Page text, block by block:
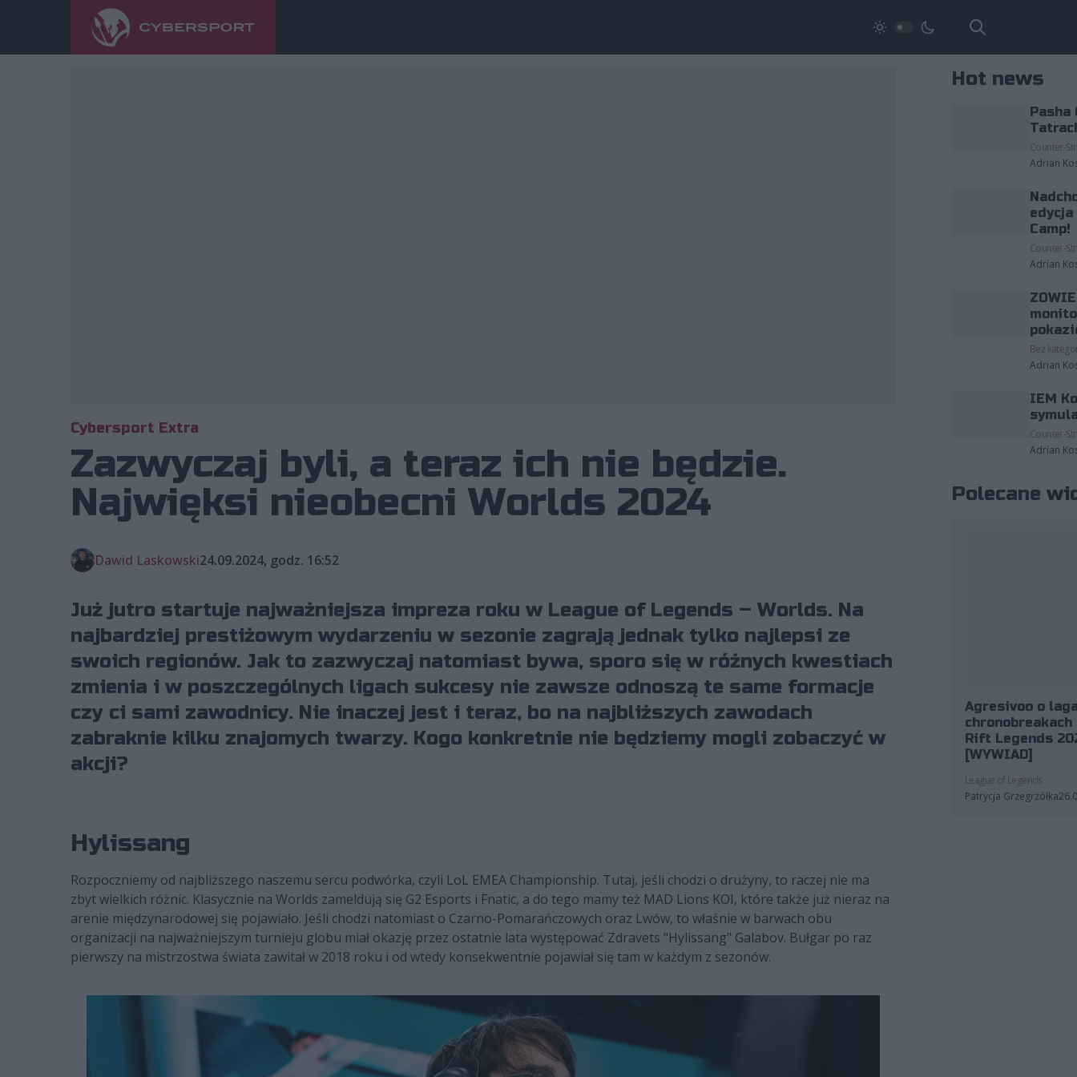
Cybersport Extra
Zazwyczaj byli, a teraz ich nie będzie.
Najwięksi nieobecni Worlds 2024
Dawid Laskowski24.09.2024, godz. 16:52
Już jutro startuje najważniejsza impreza roku w League of Legends – Worlds. Na
najbardziej prestiżowym wydarzeniu w sezonie zagrają jednak tylko najlepsi ze
swoich regionów. Jak to zazwyczaj natomiast bywa, sporo się w różnych kwestiach
zmienia i w poszczególnych ligach sukcesy nie zawsze odnoszą te same formacje
czy ci sami zawodnicy. Nie inaczej jest i teraz, bo na najbliższych zawodach
zabraknie kilku znajomych twarzy. Kogo konkretnie nie będziemy mogli zobaczyć w
akcji?
Hylissang
Rozpoczniemy od najbliższego naszemu sercu podwórka, czyli LoL EMEA Championship. Tutaj, jeśli chodzi o drużyny, to raczej nie ma
zbyt wielkich różnic. Klasycznie na Worlds zameldują się G2 Esports i Fnatic, a do tego mamy też MAD Lions KOI, które także już nieraz na
arenie międzynarodowej się pojawiało. Jeśli chodzi natomiast o Czarno-Pomarańczowych oraz Lwów, to właśnie w barwach obu
organizacji na najważniejszym turnieju globu miał okazję przez ostatnie lata występować Zdravets "Hylissang" Galabov. Bułgar po raz
pierwszy na mistrzostwa świata zawitał w 2018 roku i od wtedy konsekwentnie pojawiał się tam w każdym z sezonów.
Hot news
Pasha
Counter-
Adrian
edycja
Camp!
Counter-
Adrian
Bez
Adrian
IEM
Counter-
Adrian
Polecane
Agresivoo o
Rift Legends
[WYWIAD]
League of Legends
Patrycja Grzegrzółka